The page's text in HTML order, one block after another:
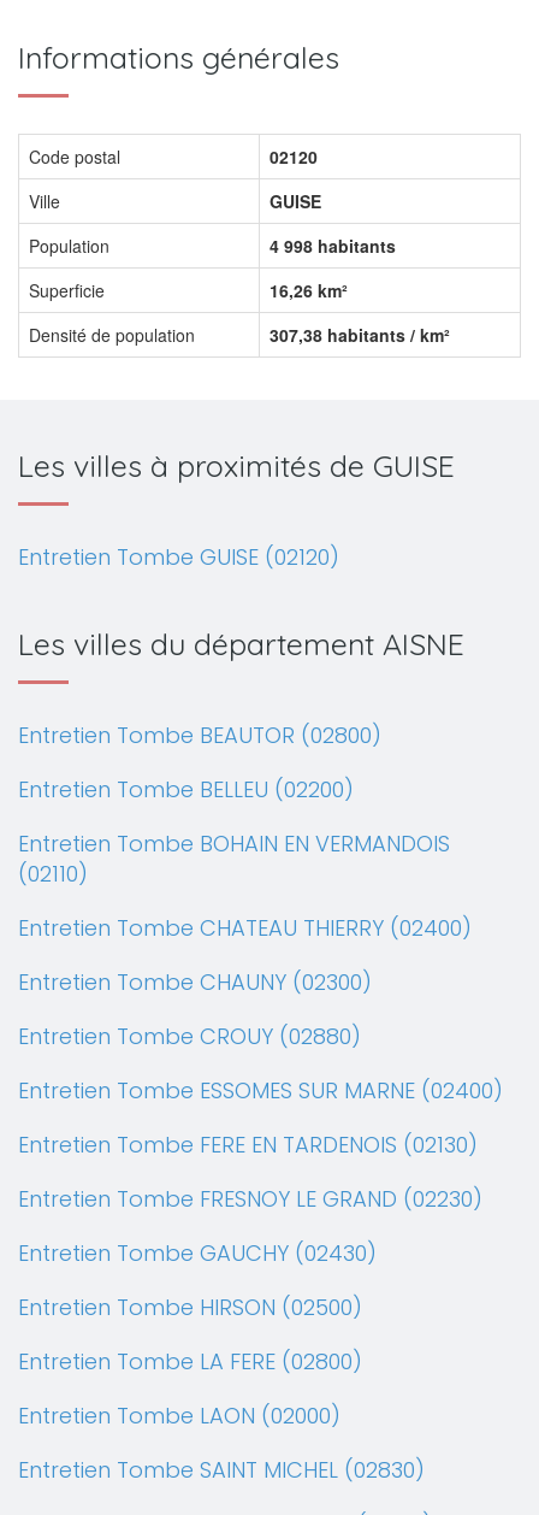
Informations générales
Code postal
02120
Ville
GUISE
Population
4 998 habitants
Superficie
16,26 km²
Densité de population
307,38 habitants / km²
Les villes à proximités de GUISE
Entretien Tombe GUISE (02120)
Les villes du département AISNE
Entretien Tombe BEAUTOR (02800)
Entretien Tombe BELLEU (02200)
Entretien Tombe BOHAIN EN VERMANDOIS
(02110)
Entretien Tombe CHATEAU THIERRY (02400)
Entretien Tombe CHAUNY (02300)
Entretien Tombe CROUY (02880)
Entretien Tombe ESSOMES SUR MARNE (02400)
Entretien Tombe FERE EN TARDENOIS (02130)
Entretien Tombe FRESNOY LE GRAND (02230)
Entretien Tombe GAUCHY (02430)
Entretien Tombe HIRSON (02500)
Entretien Tombe LA FERE (02800)
Entretien Tombe LAON (02000)
Entretien Tombe SAINT MICHEL (02830)